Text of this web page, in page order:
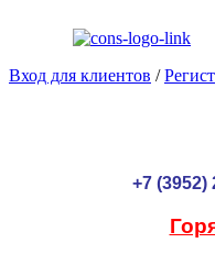
Вход для клиентов /
+7 (3952)